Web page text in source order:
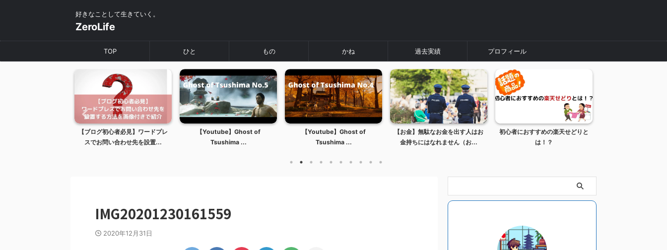
好きなことして生きていく。
ZeroLife
TOP ひと もの かね 過去実績 プロフィール
【ブログ初心者必見】ワードプレ
スでお問い合わせ先を設置...
【Youtube】Ghost of
Tsushima ...
【Youtube】Ghost of
Tsushima ...
【お金】無駄なお金を出す人はお
金持ちにはなれません（お...
初心者におすすめの楽天せどりと
は！？
IMG20201230161559
2020年12月31日